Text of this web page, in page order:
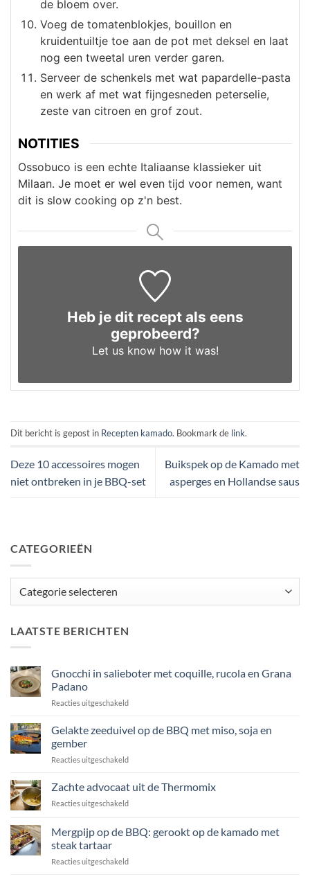
de bloem over.
Voeg de tomatenblokjes, bouillon en
kruidentuiltje toe aan de pot met deksel en laat
nog een tweetal uren verder garen.
Serveer de schenkels met wat papardelle-pasta
en werk af met wat fijngesneden peterselie,
zeste van citroen en grof zout.
NOTITIES
Ossobuco is een echte Italiaanse klassieker uit
Milaan. Je moet er wel even tijd voor nemen, want
dit is slow cooking op z'n best.
Heb je dit recept als eens
geprobeerd?
Let us knowhow it was!
Dit bericht is gepost in Recepten kamado. Bookmark de link.
Deze 10 accessoires mogen
niet ontbreken in je BBQ-set
Buikspek op de Kamado met
asperges en Hollandse saus
CATEGORIEËN
LAATSTE BERICHTEN
Gnocchi in salieboter met coquille, rucola en Grana
Padano
Reacties uitgeschakeldvoor
in
salieboter
coquille,
en
Padano
Gelakte zeeduivel op de BBQ met miso, soja en
gember
Reacties uitgeschakeldvoor
zeeduivel
de
met
en
Zachte advocaat uit de Thermomix
Reacties uitgeschakeldvoor
uit
Mergpijp op de BBQ: gerookt op de kamado met
steak tartaar
Reacties uitgeschakeldvoor